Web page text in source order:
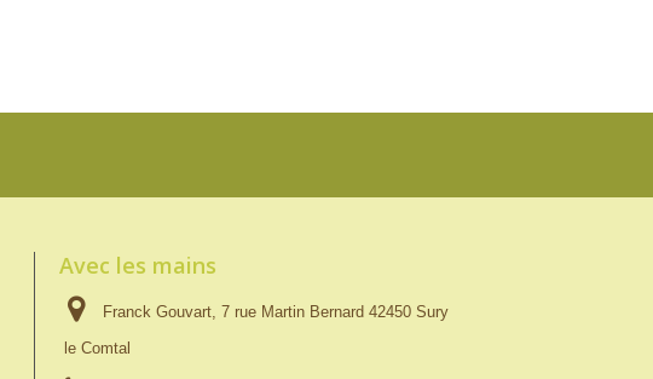
Avec les mains
Franck Gouvart, 7 rue Martin Bernard 42450 Sury
le Comtal